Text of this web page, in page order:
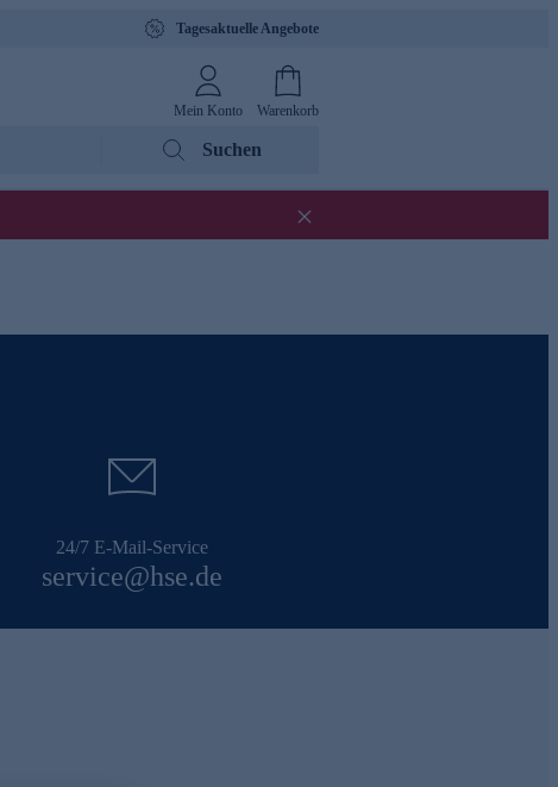
Tagesaktuelle Angebote
Mein Konto Warenkorb
Suchen
24/7 E-Mail-Service
service@hse.de